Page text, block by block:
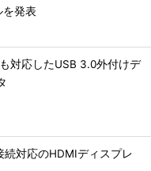
を発表
対応したUSB 3.0外付けデ
対応のHDMIディスプレ